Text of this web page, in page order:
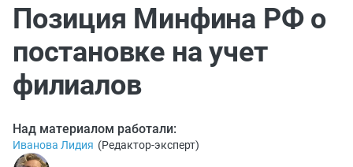
06.08
Обеспечительный платёж СПОТ могут заменить
банковской гарантией#новости
Позиция Минфина РФ о
постановке на учет
филиалов
Над материалом работали:
Иванова Лидия (Редактор-эксперт)